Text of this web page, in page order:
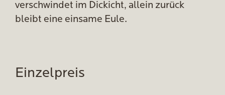
verschwindet im Dickicht, allein zurück
bleibt eine einsame Eule.
Einzelpreis